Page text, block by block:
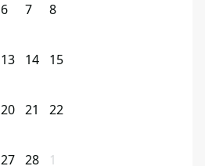
6 7 8
13 14 15
20 21 22
27 28 1